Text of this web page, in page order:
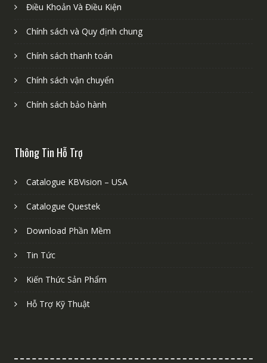
Điều Khoản Và Điều Kiện
Chính sách và Quy định chung
Chính sách thanh toán
Chính sách vận chuyển
Chính sách bảo hành
Thông Tin Hỗ Trợ
Catalogue KBVision – USA
Catalogue Questek
Download Phần Mềm
Tin Tức
Kiến Thức Sản Phẩm
Hỗ Trợ Kỹ Thuật